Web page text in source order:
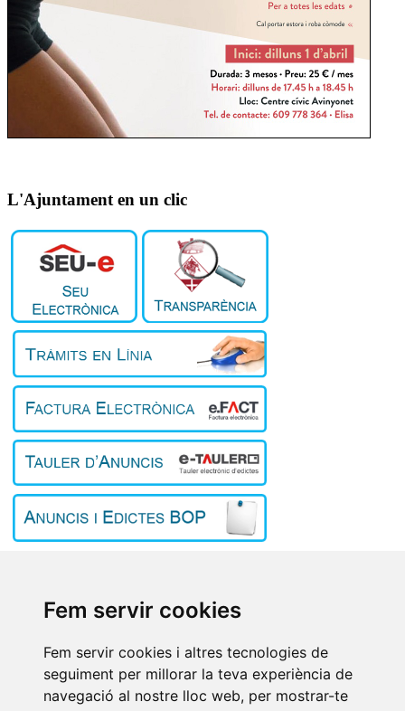
Fem servir cookies
Fem servir cookies i altres tecnologies de
seguiment per millorar la teva experiència de
navegació al nostre lloc web, per mostrar-te
L'Ajuntament en un clic
L'Ajuntament
Turisme
Contacte
Avís Legal/Política de privacitat /Política de cookies/Preferències
de cookies/Registre d’Activitats de Tractament